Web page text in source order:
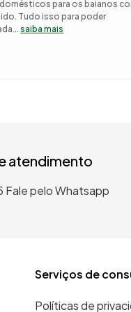
para os baianos
Tudo isso para poder
saiba mais
atendimento
Fale pelo Whatsapp
Serviços de
Políticas de
casal